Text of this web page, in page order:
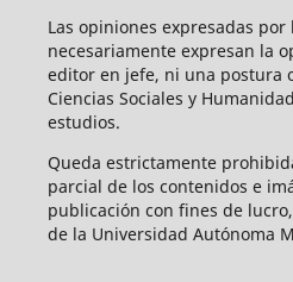
Las opiniones expresadas
necesariamente expresan la
editor en jefe, ni una postura
Ciencias Sociales y
estudios.
Queda estrictamente
parcial de los contenidos e
publicación con fines de
de la Universidad Autónoma